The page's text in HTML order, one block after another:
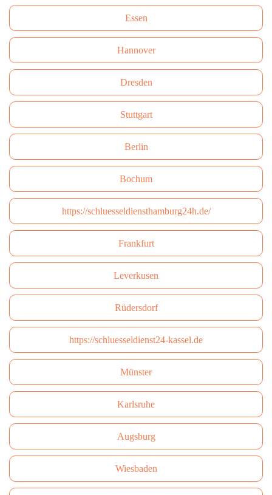
Essen
Hannover
Dresden
Stuttgart
Berlin
Bochum
https://schluesseldiensthamburg24h.de/
Frankfurt
Leverkusen
Rüdersdorf
https://schluesseldienst24-kassel.de
Münster
Karlsruhe
Augsburg
Wiesbaden